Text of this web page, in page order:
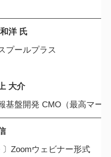
洋 氏
プールプラス
大介
基盤開発 CMO（最高マー
〕Zoomウェビナー形式